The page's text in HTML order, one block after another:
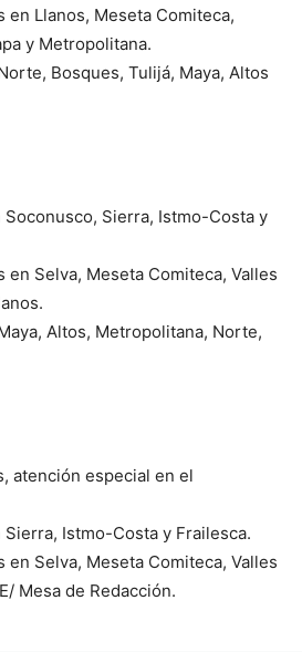
en Llanos, Meseta Comiteca,
y Metropolitana.
Bosques, Tulijá, Maya, Altos
Sierra, Istmo-Costa y
en Selva, Meseta Comiteca, Valles
Altos, Metropolitana, Norte,
atención especial en el
Istmo-Costa y Frailesca.
en Selva, Meseta Comiteca, Valles
Mesa de Redacción.